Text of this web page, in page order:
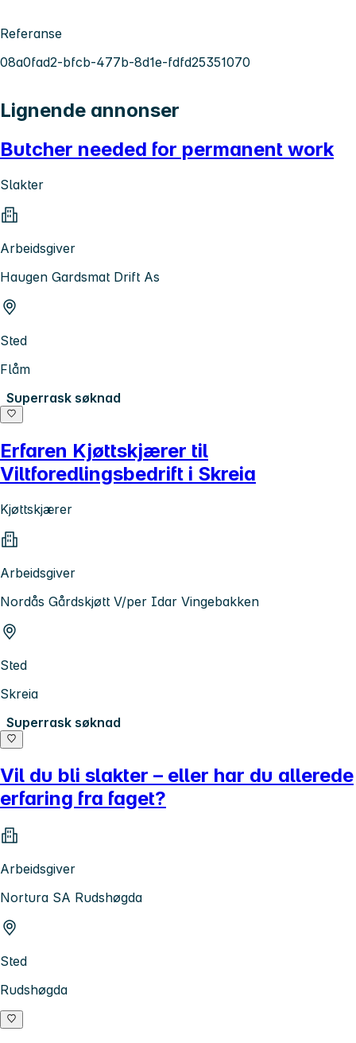
Referanse
08a0fad2-bfcb-477b-8d1e-fdfd25351070
Lignende annonser
Butcher needed for permanent work
Slakter
Arbeidsgiver
Haugen Gardsmat Drift As
Sted
Flåm
Superrask søknad
Erfaren Kjøttskjærer til
Viltforedlingsbedrift i Skreia
Kjøttskjærer
Arbeidsgiver
Nordås Gårdskjøtt V/per Idar Vingebakken
Sted
Skreia
Superrask søknad
Vil du bli slakter – eller har du allerede
erfaring fra faget?
Arbeidsgiver
Nortura SA Rudshøgda
Sted
Rudshøgda